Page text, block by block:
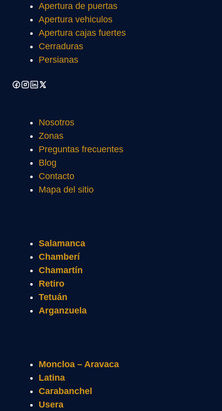
Apertura de puertas
Apertura vehiculos
Apertura cajas fuertes
Cerraduras
Persianas
Nosotros
Zonas
Preguntas frecuentes
Blog
Contacto
Mapa del sitio
Salamanca
Chamberí
Chamartín
Retiro
Tetuán
Arganzuela
Moncloa – Aravaca
Latina
Carabanchel
Usera